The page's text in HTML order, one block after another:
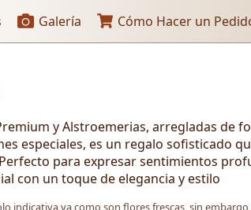
Galería Cómo Hacer un
y Alstroemerias, arregladas de
especiales, es un regalo sofisticado
para expresar sentimientos
con un toque de elegancia y estilo
indicativa ya como son flores frescas, sin